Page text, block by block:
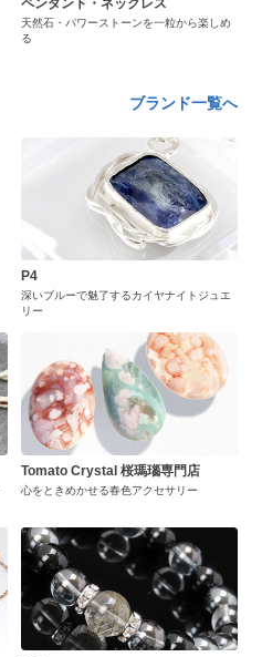
ペンダント・ネックレス
天然石・パワーストーンを一粒から楽しめ
る
ブランド一覧へ
P4
深いブルーで魅了するカイヤナイトジュエ
リー
Tomato Crystal 桜瑪瑙専門店
心をときめかせる春色アクセサリー